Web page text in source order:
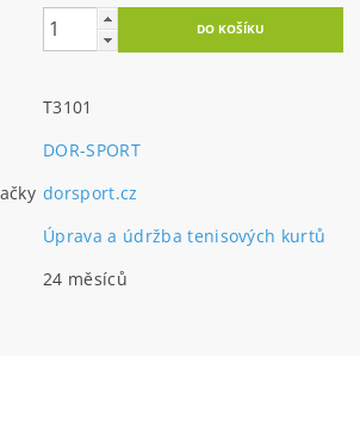
T3101
DOR-SPORT
dorsport.cz
Úprava a údržba tenisových kurtů
24 měsíců